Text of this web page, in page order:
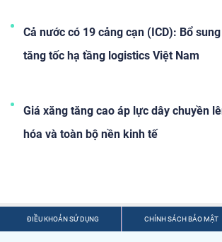
Cả nước có 19 cảng cạn (ICD): Bổ
tăng tốc hạ tầng logistics Việt Nam
Giá xăng tăng cao áp lực dây chuyền
hóa và toàn bộ nền kinh tế
ĐIỀU KHOẢN SỬ DỤNG CHÍNH SÁCH BẢO MẬT